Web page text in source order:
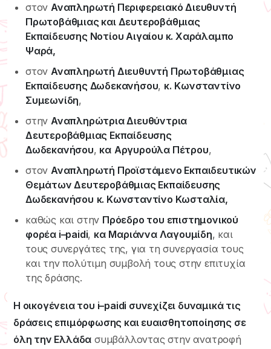
στoν Αναπληρωτή Περιφερειακό Διευθυντή
Πρωτοβάθμιας και Δευτεροβάθμιας
Εκπαίδευσης Νοτίου Αιγαίου κ. Χαράλαμπο
Ψαρά,
στον Αναπληρωτή Διευθυντή Πρωτοβάθμιας
Εκπαίδευσης Δωδεκανήσου, κ. Κωνσταντίνο
Συμεωνίδη,
στην Αναπληρώτρια Διευθύντρια
Δευτεροβάθμιας Εκπαίδευσης
Δωδεκανήσου, κα Αργυρούλα Πέτρου,
στον Αναπληρωτή Προϊστάμενο Εκπαιδευτικών
Θεμάτων Δευτεροβάθμιας Εκπαίδευσης
Δωδεκανήσου κ. Κωνσταντίνο Κωσταλία,
καθώς και στην Πρόεδρο του επιστημονικού
φορέα i–paidi, κα Μαριάννα Λαγουμίδη, και
τους συνεργάτες της, για τη συνεργασία τους
και την πολύτιμη συμβολή τους στην επιτυχία
της δράσης.
Η οικογένεια του i–paidi συνεχίζει δυναμικά τις
δράσεις επιμόρφωσης και ευαισθητοποίησης σε
όλη την Ελλάδα συμβάλλοντας στην ανατροφή